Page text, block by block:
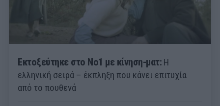
Εκτοξεύτηκε στο Νο1 με κίνηση-ματ: Η
ελληνική σειρά – έκπληξη που κάνει επιτυχία
από το πουθενά